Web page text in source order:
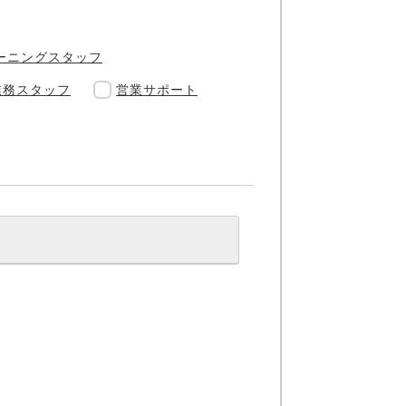
ニングスタッフ
務スタッフ 営業サポート